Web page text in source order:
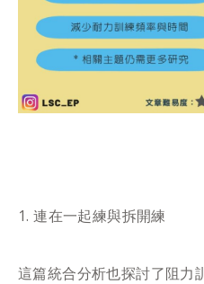
1️. 連在一起練與拆開練​
這篇統合分析也探討了阻